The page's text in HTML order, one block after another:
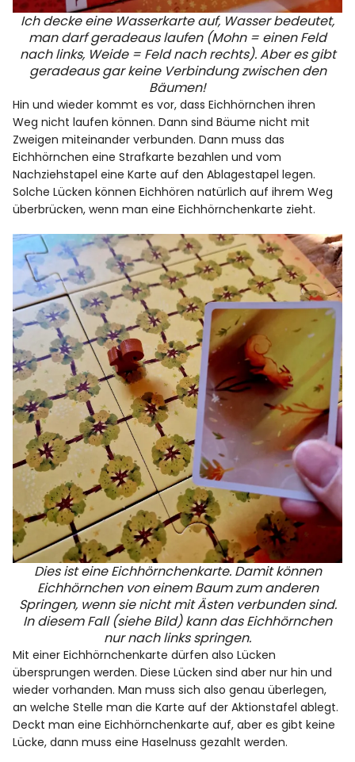
Ich decke eine Wasserkarte auf, Wasser bedeutet,
man darf geradeaus laufen (Mohn = einen Feld
nach links, Weide = Feld nach rechts). Aber es gibt
geradeaus gar keine Verbindung zwischen den
Bäumen!
Hin und wieder kommt es vor, dass Eichhörnchen ihren
Weg nicht laufen können. Dann sind Bäume nicht mit
Zweigen miteinander verbunden. Dann muss das
Eichhörnchen eine Strafkarte bezahlen und vom
Nachziehstapel eine Karte auf den Ablagestapel legen.
Solche Lücken können Eichhören natürlich auf ihrem Weg
überbrücken, wenn man eine Eichhörnchenkarte zieht.
Dies ist eine Eichhörnchenkarte. Damit können
Eichhörnchen von einem Baum zum anderen
Springen, wenn sie nicht mit Ästen verbunden sind.
In diesem Fall (siehe Bild) kann das Eichhörnchen
nur nach links springen.
Mit einer Eichhörnchenkarte dürfen also Lücken
übersprungen werden. Diese Lücken sind aber nur hin und
wieder vorhanden. Man muss sich also genau überlegen,
an welche Stelle man die Karte auf der Aktionstafel ablegt.
Deckt man eine Eichhörnchenkarte auf, aber es gibt keine
Lücke, dann muss eine Haselnuss gezahlt werden.